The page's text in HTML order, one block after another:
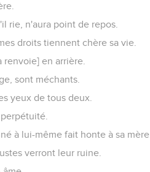
rie, n'aura point de repos.
droits tiennent chère sa vie.
renvoie] en arrière.
sont méchants.
yeux de tous deux.
à lui-même fait honte à sa mère.
verront leur ruine.